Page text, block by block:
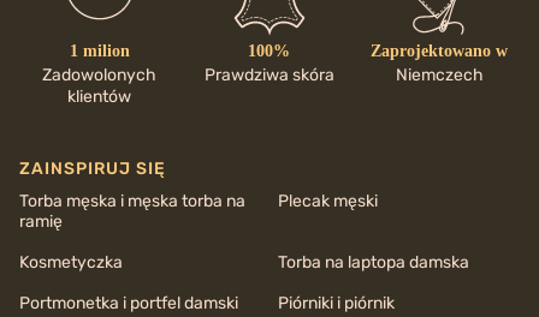
1 milion
Zadowolonych
klientów
100%
Prawdziwa skóra
Zaprojektowano w
Niemczech
ZAINSPIRUJ SIĘ
Torba męska i męska torba na
ramię
Plecak męski
Kosmetyczka
Torba na laptopa damska
Portmonetka i portfel damski
Piórniki i piórnik